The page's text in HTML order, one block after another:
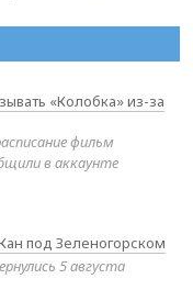
«Колобка» из-за
фильм
в аккаунте
под Зеленогорском
5 августа